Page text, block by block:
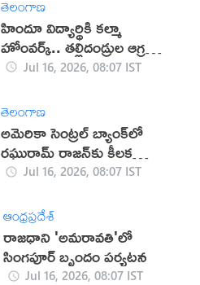
తెలంగాణ
హిందూ విద్యార్థికి కల్మా
హోంవర్క్.. తల్లిదండ్రుల ఆగ్రహం
(వీడియో)
Jul 16, 2026, 08:07 IST
తెలంగాణ
అమెరికా సెంట్రల్ బ్యాంక్‌లో
రఘురామ్ రాజన్‌కు కీలక
బాధ్యతలు
Jul 16, 2026, 08:07 IST
ఆంధ్రప్రదేశ్
రాజధాని 'అమరావతి'లో
సింగపూర్ బృందం పర్యటన
Jul 16, 2026, 08:07 IST